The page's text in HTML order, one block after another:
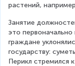
растений,
Занятие
это
граждане
государству:
Перикл стремился